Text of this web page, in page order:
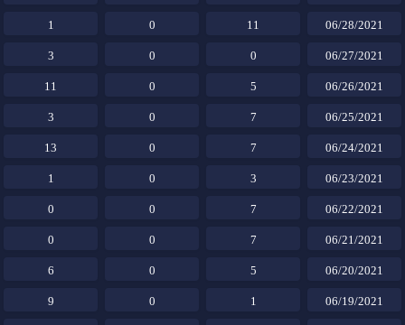
06/28/2021
11
0
1
06/27/2021
0
0
3
06/26/2021
5
0
11
06/25/2021
7
0
3
06/24/2021
7
0
13
06/23/2021
3
0
1
06/22/2021
7
0
0
06/21/2021
7
0
0
06/20/2021
5
0
6
06/19/2021
1
0
9